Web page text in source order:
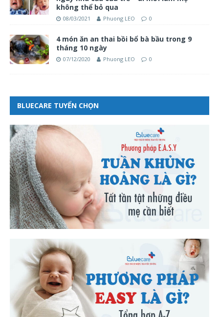
không thể bỏ qua
08/03/2021 Phuong LEO 0
4 món ăn an thai bồi bổ bà bầu trong 9
tháng 10 ngày
07/12/2020 Phuong LEO 0
BLUECARE TUYỂN CHỌN